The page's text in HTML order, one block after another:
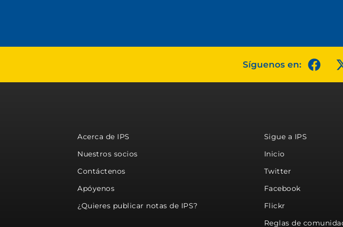
Síguenos en:
Acerca de IPS
Nuestros socios
Contáctenos
Apóyenos
¿Quieres publicar notas de IPS?
Sigue a IPS
Inicio
Twitter
Facebook
Flickr
Reglas de